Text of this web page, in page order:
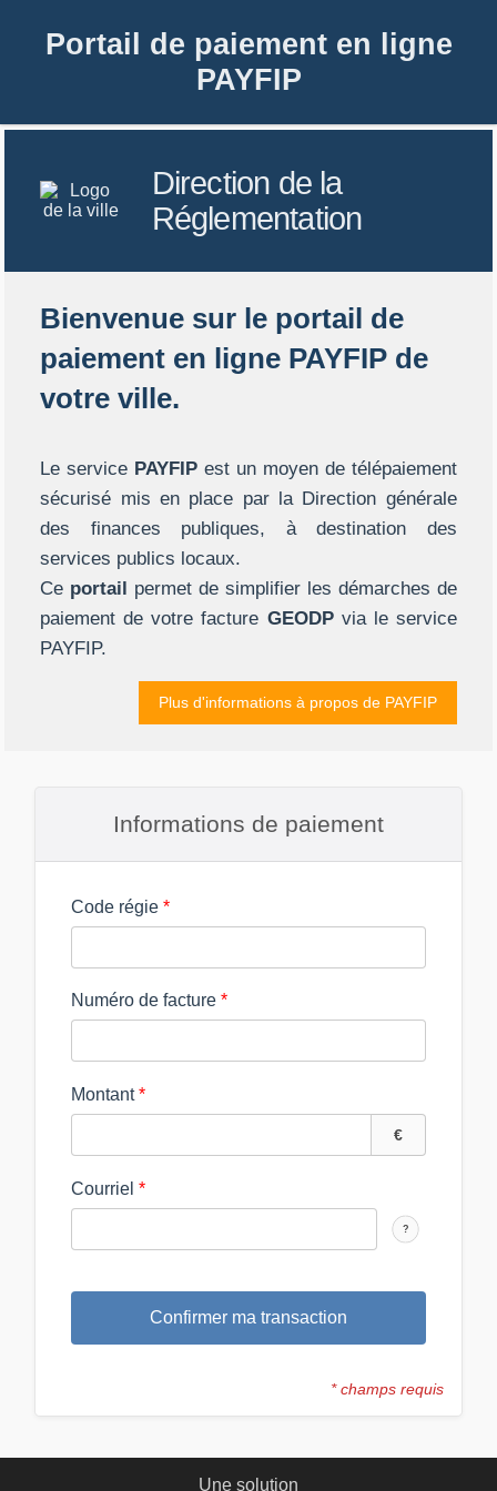
Portail de paiement en ligne
PAYFIP
Direction de la
Réglementation
Bienvenue sur le portail de
paiement en ligne PAYFIP de
votre ville.
Le service PAYFIP est un moyen de télépaiement
sécurisé mis en place par la Direction générale
des finances publiques, à destination des
services publics locaux.
Ce portail permet de simplifier les démarches de
paiement de votre facture GEODPvia le service
PAYFIP.
Plus d'informations à propos de PAYFIP
Informations de paiement
Code régie
Numéro de facture
Montant
€
Courriel
?
Confirmer ma transaction
* champs requis
Une solution